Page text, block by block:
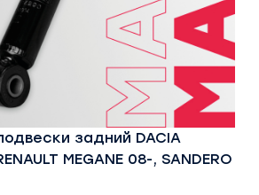
задний DACIA
MEGANE 08-, SANDERO